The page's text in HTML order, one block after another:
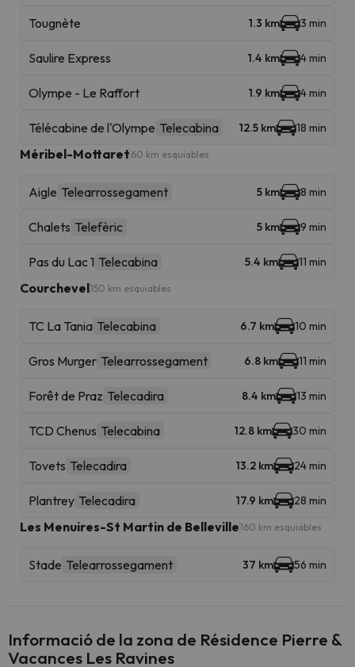
Tougnète 1.3 km 3 min
Saulire Express 1.4 km 4 min
Olympe - Le Raffort 1.9 km 4 min
Télécabine de l'Olympe Telecabina 12.5 km 18 min
Méribel-Mottaret 60 km esquiables
Aigle Telearrossegament 5 km 8 min
Chalets Telefèric 5 km 9 min
Pas du Lac 1 Telecabina 5.4 km 11 min
Courchevel150 km esquiables
TC La Tania Telecabina 6.7 km 10 min
Gros Murger Telearrossegament 6.8 km 11 min
Forêt de Praz Telecadira 8.4 km 13 min
TCD Chenus Telecabina 12.8 km 30 min
Tovets Telecadira 13.2 km 24 min
Plantrey Telecadira 17.9 km 28 min
Les Menuires-St Martin de Belleville160 km esquiables
Stade Telearrossegament 37 km 56 min
Informació de la zona de Résidence Pierre &
Vacances Les Ravines